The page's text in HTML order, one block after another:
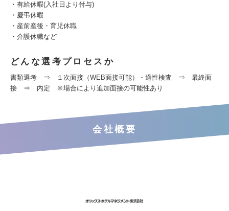
・有給休暇(入社日より付与)
・慶弔休暇
・産前産後・育児休職
・介護休職など
どんな選考プロセスか
書類選考 ⇒ １次面接（WEB面接可能）・適性検査 ⇒ 最終面
接 ⇒ 内定 ※場合により追加面接の可能性あり
会社概要